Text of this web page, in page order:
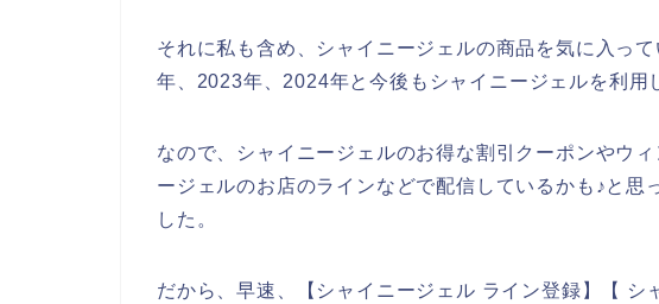
それに私も含め、シャイニージェルの商品を気に入っ
年、2023年、2024年と今後もシャイニージェルを利用
なので、シャイニージェルのお得な割引クーポンやウ
ージェルのお店のラインなどで配信しているかも♪と思
した。
だから、早速、【シャイニージェル ライン登録】【 シ